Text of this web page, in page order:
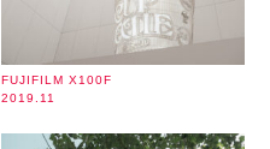
FUJIFILM X100F
2019.11